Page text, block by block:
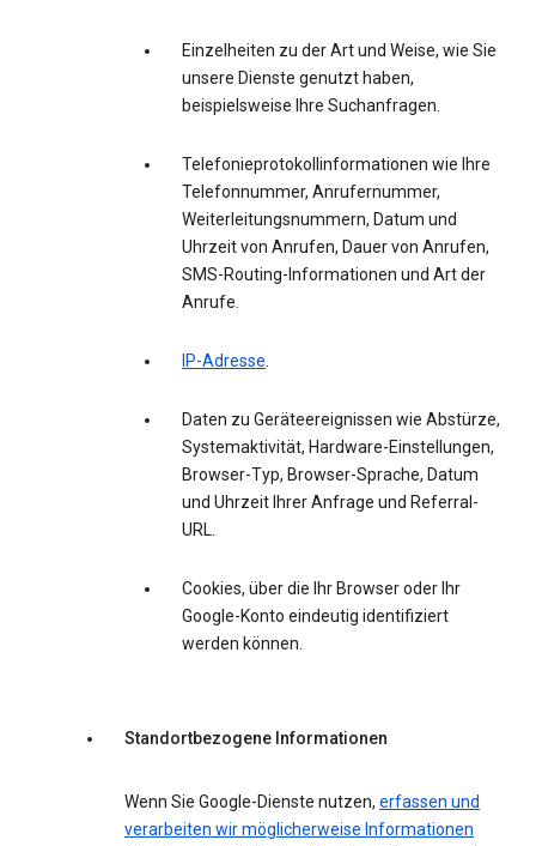
Einzelheiten zu der Art und Weise, wie Sie
unsere Dienste genutzt haben,
beispielsweise Ihre Suchanfragen.
Telefonieprotokollinformationen wie Ihre
Telefonnummer, Anrufernummer,
Weiterleitungsnummern, Datum und
Uhrzeit von Anrufen, Dauer von Anrufen,
SMS-Routing-Informationen und Art der
Anrufe.
IP-Adresse.
Daten zu Geräteereignissen wie Abstürze,
Systemaktivität, Hardware-Einstellungen,
Browser-Typ, Browser-Sprache, Datum
und Uhrzeit Ihrer Anfrage und Referral-
URL.
Cookies, über die Ihr Browser oder Ihr
Google-Konto eindeutig identifiziert
werden können.
Standortbezogene Informationen
Wenn Sie Google-Dienste nutzen, erfassen und
verarbeiten wir möglicherweise Informationen